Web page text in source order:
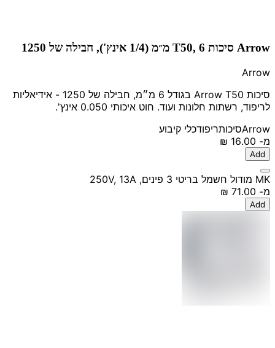
Arrow סיכות T50, 6 מ״מ (1/4 אינץ'), חבילה של 1250
Arrow
סיכות Arrow T50 בגודל 6 מ״מ, חבילה של 1250 - אידיאליות
לריפוד, רשתות חלונות ועוד. חוט איכותי 0.050 אינץ'.
Arrowסיכותריפודכלי קיבוע
מ-
Add
MK מודול חשמל בריטי 3 פינים, 250V, 13A
מ-
Add